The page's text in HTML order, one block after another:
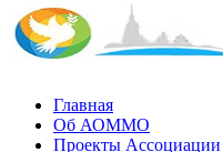
Главная
Об АОММО
Проекты Ассоциации